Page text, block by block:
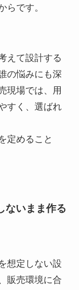
らです。
えて設計する
の悩みにも深
現場では、用
すく、選ばれ
定めること
ないまま作る
想定しない設
販売環境に合